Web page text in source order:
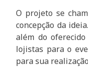
O projeto se
concepção da
além do
lojistas para o
para sua